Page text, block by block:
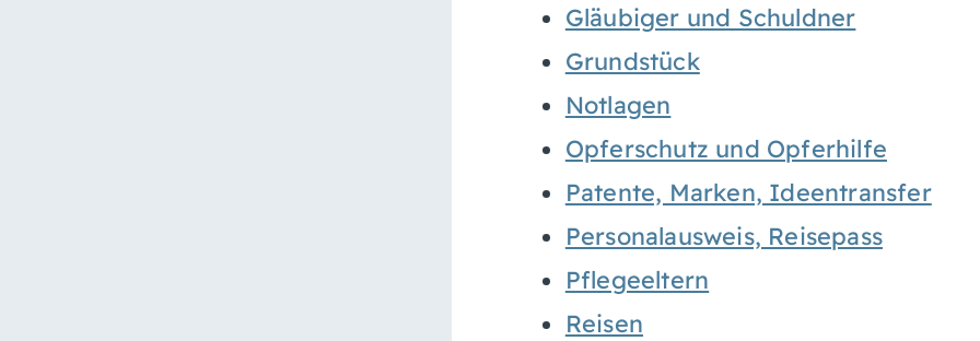
Gläubiger und Schuldner
Grundstück
Notlagen
Opferschutz und Opferhilfe
Patente, Marken, Ideentransfer
Personalausweis, Reisepass
Pflegeeltern
Reisen